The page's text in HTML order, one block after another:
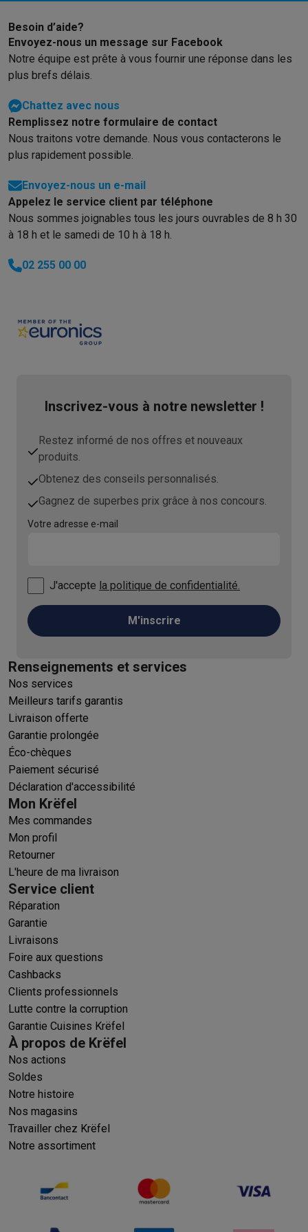
jouer occasionnellement sans avoir
besoin d'une console séparée.
L'utilisation est simple et intuitive. La
télécommande compacte est réactive et
permet également d'utiliser son
smartphone comme télécommande.
Besoin d’aide?
Envoyez-nous un message sur Facebook
Notre équipe est prête à vous fournir une réponse dans les
plus brefs délais.
Chattez avec nous
Remplissez notre formulaire de contact
Nous traitons votre demande. Nous vous contacterons le
plus rapidement possible.
Envoyez-nous un e-mail
Appelez le service client par téléphone
Nous sommes joignables tous les jours ouvrables de 8 h 30
à 18 h et le samedi de 10 h à 18 h.
02 255 00 00
Inscrivez-vous à notre newsletter !
Restez informé de nos offres et nouveaux
produits.
Obtenez des conseils personnalisés.
Gagnez de superbes prix grâce à nos concours.
Votre adresse e-mail
J'accepte la politique de confidentialité.
M'inscrire
Renseignements et services
Nos services
Meilleurs tarifs garantis
Livraison offerte
Garantie prolongée
Éco-chèques
Paiement sécurisé
Déclaration d'accessibilité
Mon Krëfel
Mes commandes
Mon profil
Retourner
L'heure de ma livraison
Service client
Réparation
Garantie
Livraisons
Foire aux questions
Cashbacks
Clients professionnels
Lutte contre la corruption
Garantie Cuisines Krëfel
À propos de Krëfel
Nos actions
Soldes
Notre histoire
Nos magasins
Travailler chez Krëfel
Notre assortiment